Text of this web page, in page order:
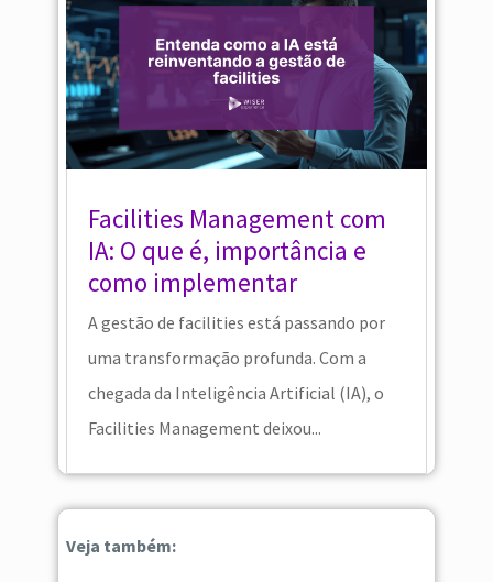
Facilities Management com
IA: O que é, importância e
como implementar
A gestão de facilities está passando por
uma transformação profunda. Com a
chegada da Inteligência Artificial (IA), o
Facilities Management deixou...
Veja também: